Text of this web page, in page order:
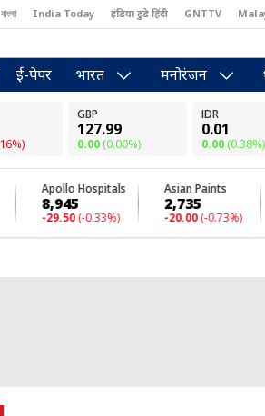
বাংলা India Today इंडिया टुडे हिंदी GNTTV
ई-पेपर भारत मनोरंजन